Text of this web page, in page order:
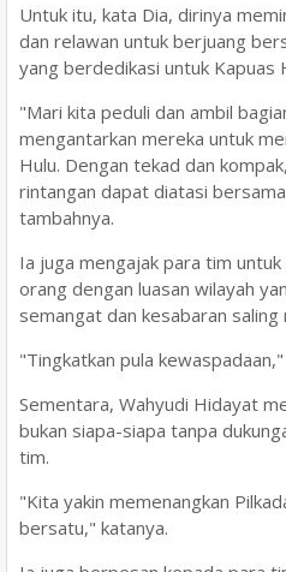
Untuk itu, kata Dia, dirinya
dan relawan untuk berjuang
yang berdedikasi untuk Kapuas
"Mari kita peduli dan ambil
mengantarkan mereka untuk
Hulu. Dengan tekad dan
rintangan dapat diatasi
tambahnya.
Ia juga mengajak para tim
orang dengan luasan wilayah
semangat dan kesabaran saling
"Tingkatkan pula
Sementara, Wahyudi Hidayat
bukan siapa-siapa tanpa
tim.
"Kita yakin memenangkan
bersatu," katanya.